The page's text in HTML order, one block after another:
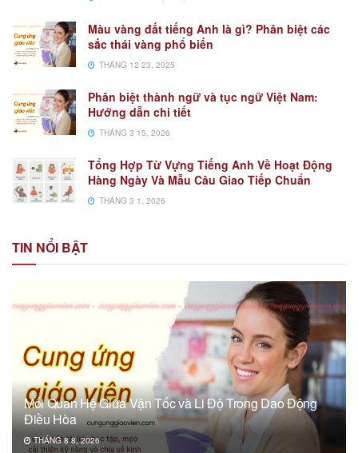
Màu vàng đất tiếng Anh là gì? Phân biệt các
sắc thái vàng phổ biến
THÁNG 12 23, 2025
Phân biệt thành ngữ và tục ngữ Việt Nam:
Hướng dẫn chi tiết
THÁNG 3 15, 2026
Tổng Hợp Từ Vựng Tiếng Anh Về Hoạt Động
Hàng Ngày Và Mẫu Câu Giao Tiếp Chuẩn
THÁNG 3 1, 2026
TIN NỔI BẬT
Mối Quan Hệ Giữa Vận Tốc và Li Độ Trong Dao Động
Điều Hòa
THÁNG 8 8, 2026